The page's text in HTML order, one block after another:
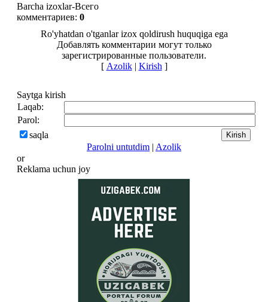
Barcha izoxlar-Всего
комментариев: 0
Ro'yhatdan o'tganlar izox qoldirush huquqiga ega
Добавлять комментарии могут только
зарегистрированные пользователи.
[ Azolik| Kirish ]
Saytga kirish
Laqab:
Parol:
saqla
Parolni untutdim | Azolik
or
Reklama uchun joy